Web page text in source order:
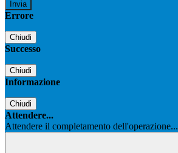
Errore
Chiudi
Successo
Chiudi
Informazione
Chiudi
Attendere...
Attendere il completamento dell'operazione...